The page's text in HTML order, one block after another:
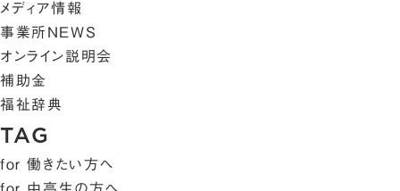
メディア情報
事業所NEWS
オンライン説明会
補助金
福祉辞典
TAG
for 働きたい方へ